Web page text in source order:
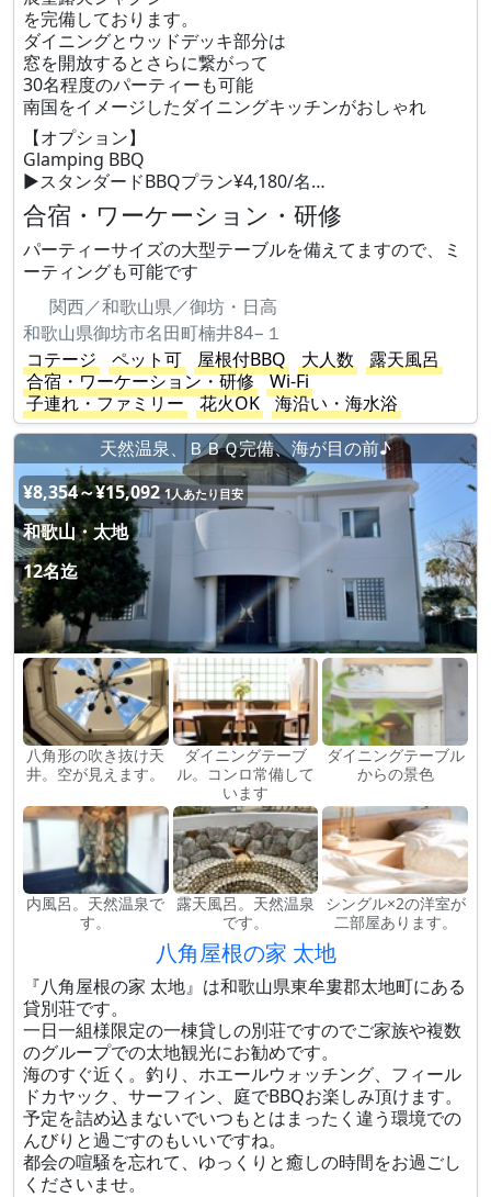
を完備しております。
ダイニングとウッドデッキ部分は
窓を開放するとさらに繋がって
30名程度のパーティーも可能
南国をイメージしたダイニングキッチンがおしゃれ
【オプション】
Glamping BBQ
▶︎スタンダードBBQプラン¥4,180/名…
合宿・ワーケーション・研修
パーティーサイズの大型テーブルを備えてますので、ミ
ーティングも可能です
関西／和歌山県／御坊・日高
和歌山県御坊市名田町楠井84−１
コテージ
ペット可 屋根付BBQ 大人数
露天風呂
合宿・ワーケーション・研修
Wi-Fi
子連れ・ファミリー
花火OK
海沿い・海水浴
天然温泉、ＢＢＱ完備、海が目の前♪
¥8,354～¥15,092 1人あたり目安
和歌山・太地
12名迄
八角形の吹き抜け天
井。空が見えます。
ダイニングテーブ
ル。コンロ常備して
います
ダイニングテーブル
からの景色
内風呂。天然温泉で
す。
露天風呂。天然温泉
です。
シングル×2の洋室が
二部屋あります。
八角屋根の家 太地
『八角屋根の家 太地』は和歌山県東牟婁郡太地町にある
貸別荘です。
一日一組様限定の一棟貸しの別荘ですのでご家族や複数
のグループでの太地観光にお勧めです。
海のすぐ近く。釣り、ホエールウォッチング、フィール
ドカヤック、サーフィン、庭でBBQお楽しみ頂けます。
予定を詰め込まないでいつもとはまったく違う環境での
んびりと過ごすのもいいですね。
都会の喧騒を忘れて、ゆっくりと癒しの時間をお過ごし
くださいませ。